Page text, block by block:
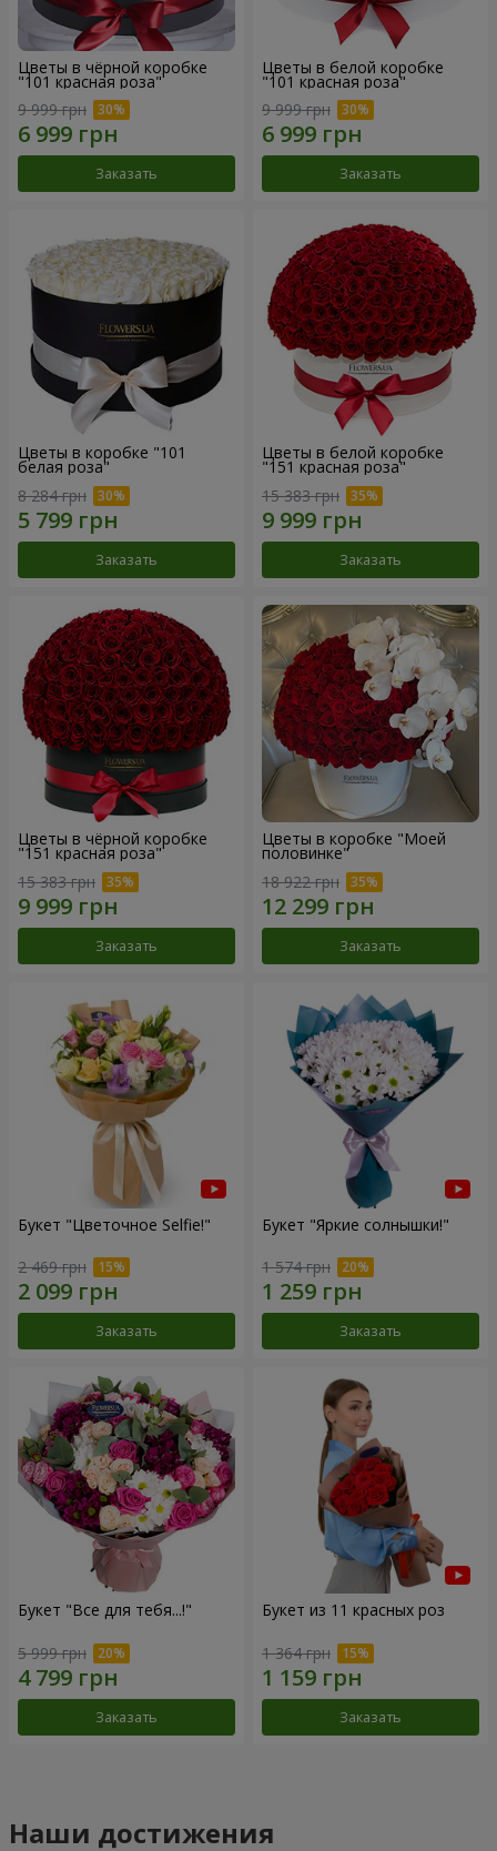
Цветы в чёрной коробке
"101 красная роза"
9 999 грн
Заказать
Цветы в белой коробке
"101 красная роза"
9 999 грн
Заказать
Цветы в коробке "101
белая роза"
8 284 грн
Заказать
Цветы в белой коробке
"151 красная роза"
15 383 грн
Заказать
Цветы в чёрной коробке
"151 красная роза"
15 383 грн
Заказать
Цветы в коробке "Моей
половинке"
18 922 грн
Заказать
Букет "Цветочное Selfie!"
2 469 грн
Заказать
Букет "Яркие солнышки!"
1 574 грн
Заказать
Букет "Все для тебя...!"
5 999 грн
Заказать
Букет из 11 красных роз
1 364 грн
Заказать
Наши достижения